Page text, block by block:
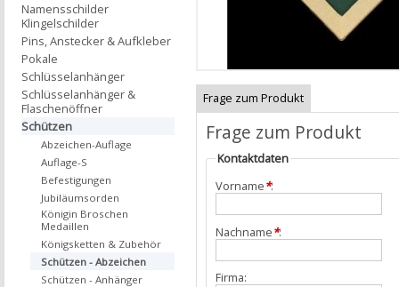
Frage zum Produkt
Frage zum Produkt
Kontaktdaten
Vorname*:
Nachname*:
Firma:
Namensschilder
Klingelschilder
Pins, Anstecker & Aufkleber
Pokale
Schlüsselanhänger
Schlüsselanhänger &
Flaschenöffner
Schützen
Abzeichen-Auflage
Auflage-S
Befestigungen
Jubiläumsorden
Königin Broschen
Medaillen
Königsketten & Zubehör
Schützen - Abzeichen
Schützen - Anhänger